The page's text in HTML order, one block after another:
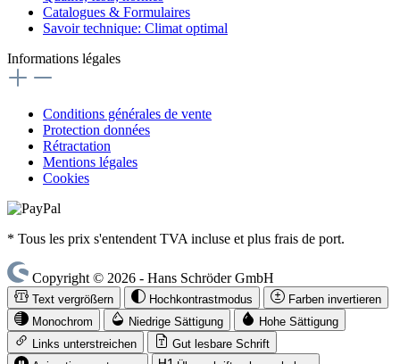
Catalogues & Formulaires
Savoir technique: Climat optimal
Informations légales
Conditions générales de vente
Protection données
Rétractation
Mentions légales
Cookies
* Tous les prix s'entendent TVA incluse et plus frais de port.
Copyright © 2026 - Hans Schröder GmbH
Text vergrößern Hochkontrastmodus
Farben invertieren
Monochrom
Niedrige Sättigung
Hohe Sättigung
Links unterstreichen
Gut lesbare Schrift